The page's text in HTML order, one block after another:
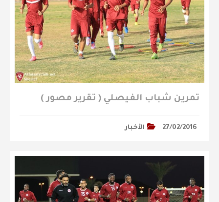
تمرين شباب الفيصلي ( تقرير مصور )
27/02/2016 الأخبار